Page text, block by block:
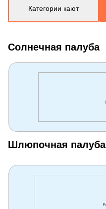
Категории кают
Солнечная палуба
Шлюпочная палуба